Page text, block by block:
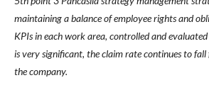
maintaining a balance of employee rights and
KPIs in each work area, controlled and
is very significant, the claim rate continues to
the company.